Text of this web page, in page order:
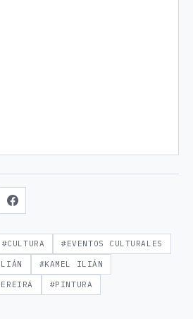
#CULTURA #EVENTOS CULTURALES
#KAMEL ILIÁN
#PINTURA